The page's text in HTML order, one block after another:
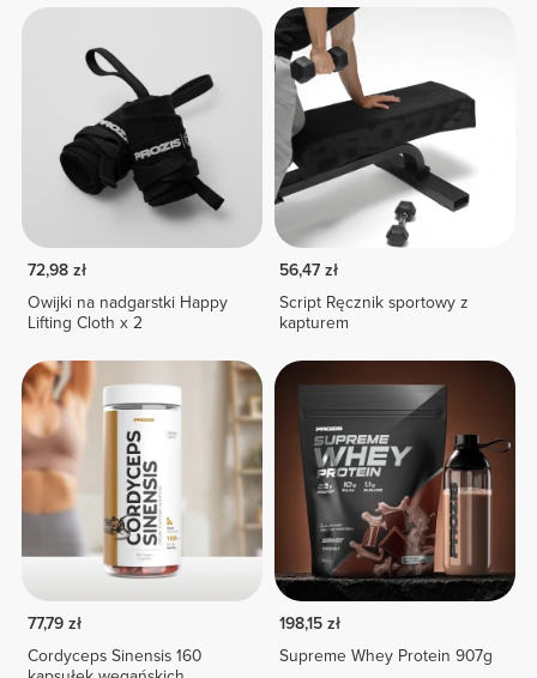
72,98 zł
Owijki na nadgarstki Happy
Lifting Cloth x 2
56,47 zł
Script Ręcznik sportowy z
kapturem
77,79 zł
Cordyceps Sinensis 160
198,15 zł
Supreme Whey Protein 907g